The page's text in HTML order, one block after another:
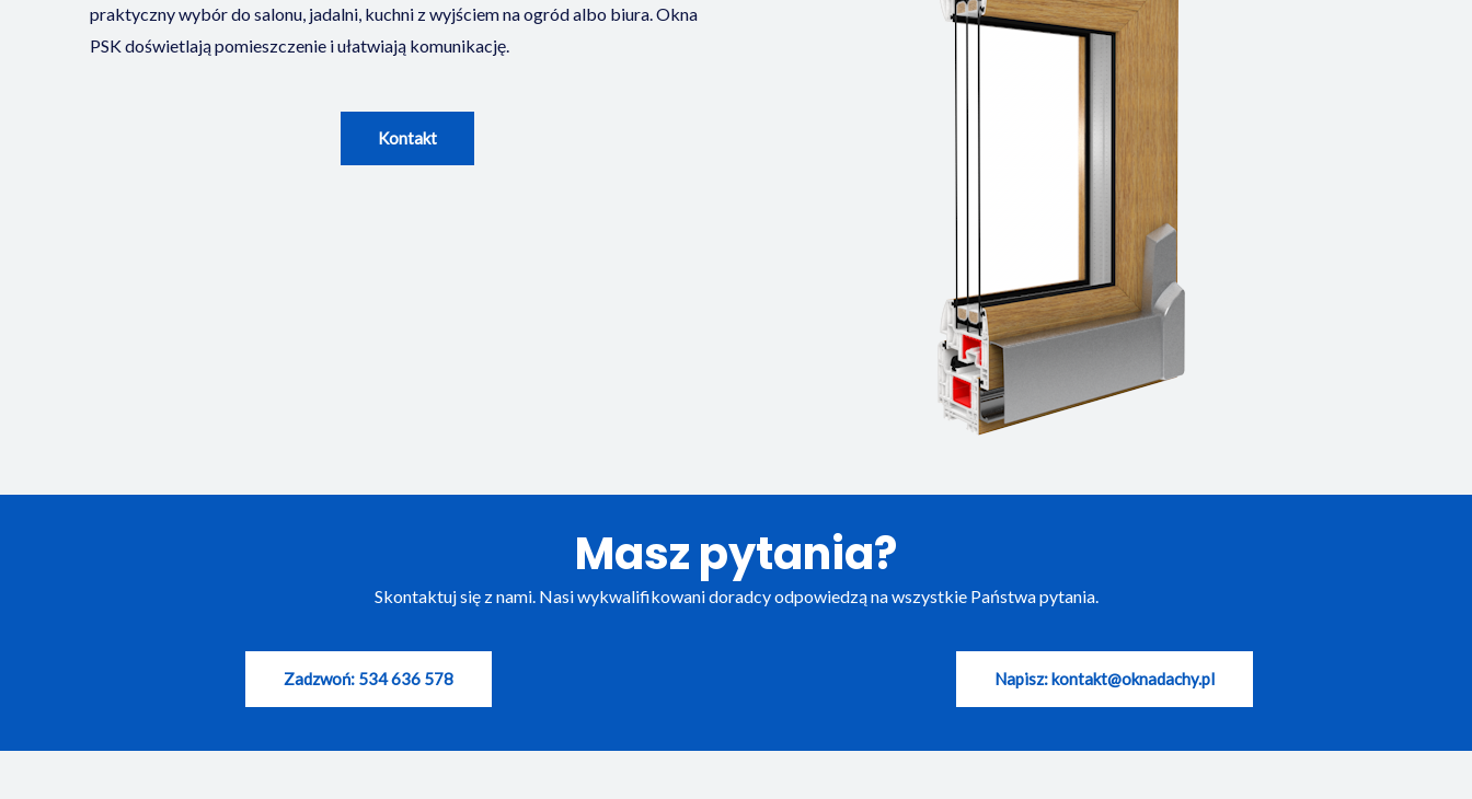
praktyczny wybór do salonu, jadalni, kuchni z wyjściem na ogród albo biura. Okna
PSK doświetlają pomieszczenie i ułatwiają komunikację.
Kontakt
Masz pytania?
Skontaktuj się z nami. Nasi wykwalifikowani doradcy odpowiedzą na wszystkie Państwa pytania.
Zadzwoń: 534 636 578 Napisz: kontakt@oknadachy.pl